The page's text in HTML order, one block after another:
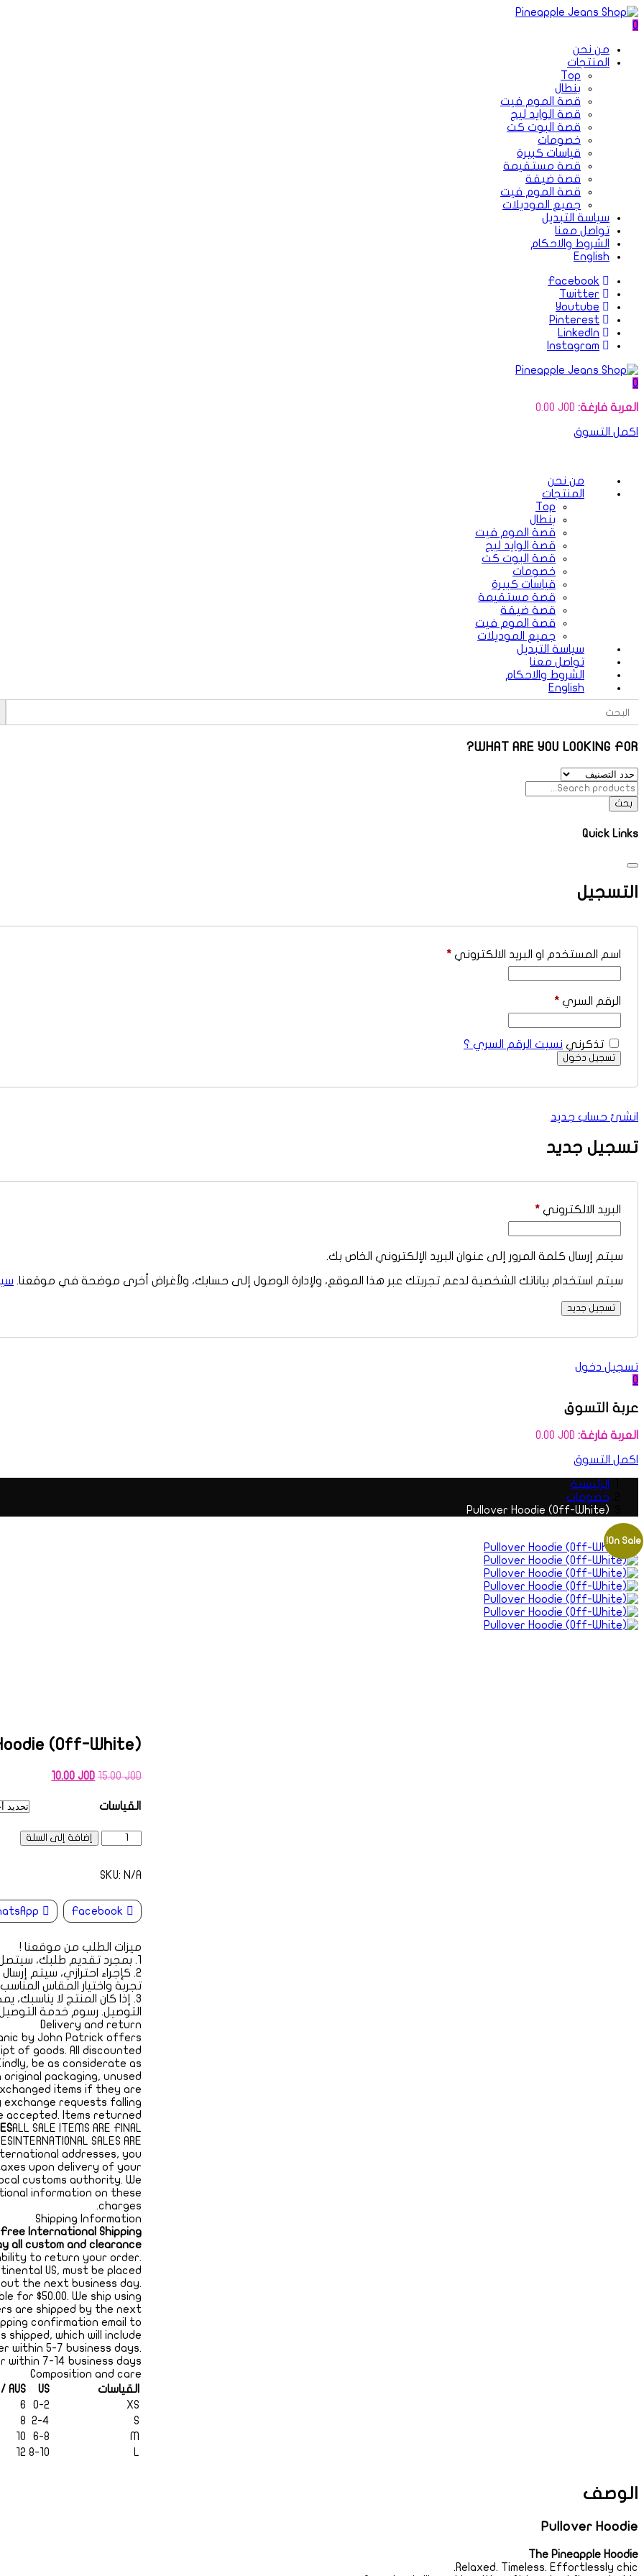
0
من نحن
المنتجات
Top
بنطال
قصة الموم فيت
قصة الوايد ليج
قصة البوت كت
خصومات
قياسات كبيرة
قصة مستقيمة
قصة ضيقة
قصة الموم فيت
جميع الموديلات
سياسة التبديل
تواصل معنا
الشروط والاحكام
English
Facebook
Twitter
Youtube
Pinterest
LinkedIn
Instagram
0
العربة فارغة: 0.00 JOD
اكمل التسوق
من نحن
المنتجات
Top
بنطال
قصة الموم فيت
قصة الوايد ليج
قصة البوت كت
خصومات
قياسات كبيرة
قصة مستقيمة
قصة ضيقة
قصة الموم فيت
جميع الموديلات
سياسة التبديل
تواصل معنا
الشروط والاحكام
English
for:
Search Button
WHAT ARE YOU LOOKING FOR?
بحث
Quick Links
التسجيل
اسم المستخدم او البريد الالكتروني *
الرقم السري *
تذكرني نسيت الرقم السري ؟
انشئ حساب جديد
تسجيل جديد
البريد الالكتروني *
سيتم إرسال كلمة المرور إلى عنوان البريد الإلكتروني الخاص بك.
سيتم استخدام بياناتك الشخصية لدعم تجربتك عبر هذا الموقع، ولإدارة الوصول إلى حسابك، ولأغراض أخرى موضحة في موقعنا.
تسجيل جديد
تسجيل دخول
0
عربة التسوق
العربة فارغة: 0.00 JOD
اكمل التسوق
الرئيسية
خصومات
(Off-White) Pullover Hoodie
On Sale!
(Off-White) Pullover Hoodie
تصفّح
المقالات
15.00JOD
السعر10.00JOD
السعر
10.00 JOD.
القياسات
كمية
(Off-
Pullover
إضافة إلى السلة
SKU: N/A
Facebook
ميزات الطلب من موقعنا !
1. بمجرد تقديم طلبك، سيتصل بك فريق المبيعات لدينا لتأكيد مقاسك (الوزن والطول).
2. كإجراء احترازي، سيتم
تجربة واختيار المقاس المناسب،
3. إذا كان المنتج لا
التوصيل. رسوم خدمة التوصيل 3 دنانير داخل
Delivery and return
by John Patrick offers
of goods. All discounted
be as considerate as
packaging, unused
items if they are
exchange requests falling
accepted. Items returned
ALL SALE ITEMS ARE FINAL
SALES ARE
international addresses, you
upon delivery of your
customs authority. We
information on these
charges.
Shipping Information
Free International Shipping
all custom and clearance
to return your order.
US, must be placed
out the next business day.
for $50.00. We ship using
are shipped by the next
confirmation email to
which will include
within 5-7 business days.
7-14 business days.
Composition and care
القياسات
US
AUS
XS
0-2
6
S
2-4
8
M
6-8
10
L
8-10
12
الوصف
Pullover Hoodie
The Pineapple Hoodie
Relaxed. Timeless. Effortlessly chic.